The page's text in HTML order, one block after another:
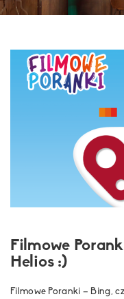
Filmowe
Helios :)
Filmowe Poranki – Bing,